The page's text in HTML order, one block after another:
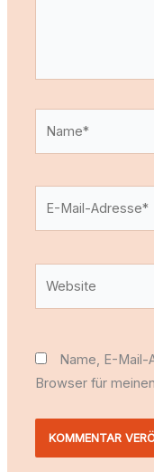
Name, E-Mail-
Browser für